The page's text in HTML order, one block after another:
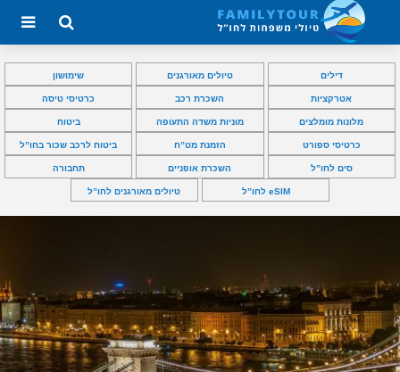
דילים טיולים מאורגנים שימושון
אטרקציות השכרת רכב כרטיסי טיסה
מלונות מומלצים מוניות משדה התעופה ביטוח
כרטיסי ספורט הזמנת מט”ח ביטוח לרכב שכור בחו”ל
סים לחו”ל השכרת אופניים תחבורה
eSIM לחו”ל טיולים מאורגנים לחו”ל